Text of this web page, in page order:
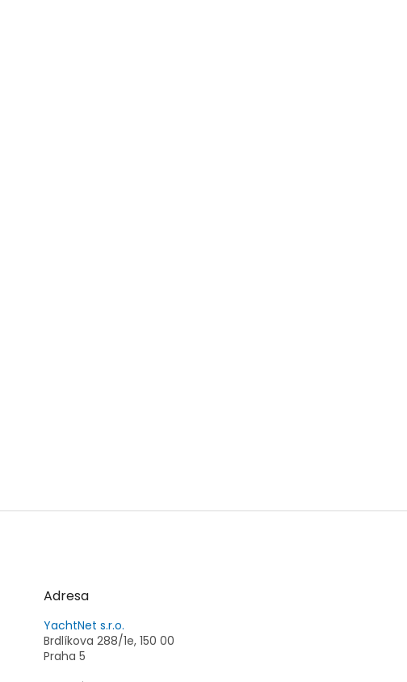
Adresa
YachtNet s.r.o.
Brdlíkova 288/1e, 150 00
Praha 5